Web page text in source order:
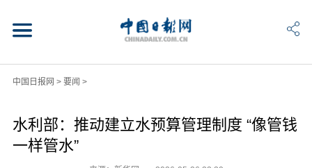
中国日报网 > 要闻 >
水利部：推动建立水预算管理制度 “像管钱
一样管水”